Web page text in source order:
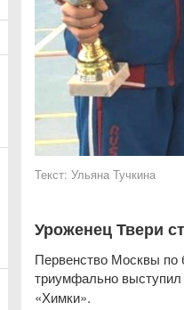
Текст:Ульяна Тучкина
Уроженец Твери
Первенство Москвы по
триумфально
«Химки».